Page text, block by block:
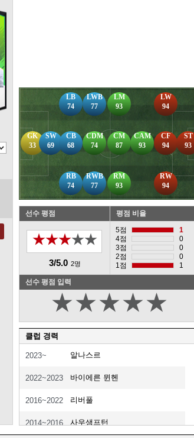
GK
33
SW
69
RWB
77
RB
74
CB
68
LB
74
LWB
77
CDM
74
RM
93
CM
87
LM
93
CAM
93
LW
94
CF
94
RW
94
ST
93
선수 평점
★★★★★
3/5.0 2명
평점 비율
5점
1
4점
0
3점
0
2점
0
1점
1
선수 평점 입력
★★★★★
클럽 경력
2023~ 알나스르
2022~2023 바이에른 뮌헨
2016~2022 리버풀
2014~2016 사우샘프턴